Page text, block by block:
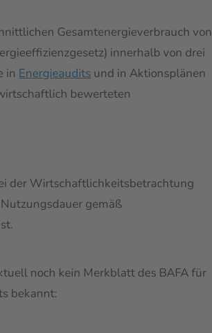
Gesamtenergieverbrauch von
innerhalb von drei
in Energieaudits und in Aktionsplänen
bewerteten
der Wirtschaftlichkeitsbetrachtung
gemäß
noch kein Merkblatt des BAFA für
bekannt: